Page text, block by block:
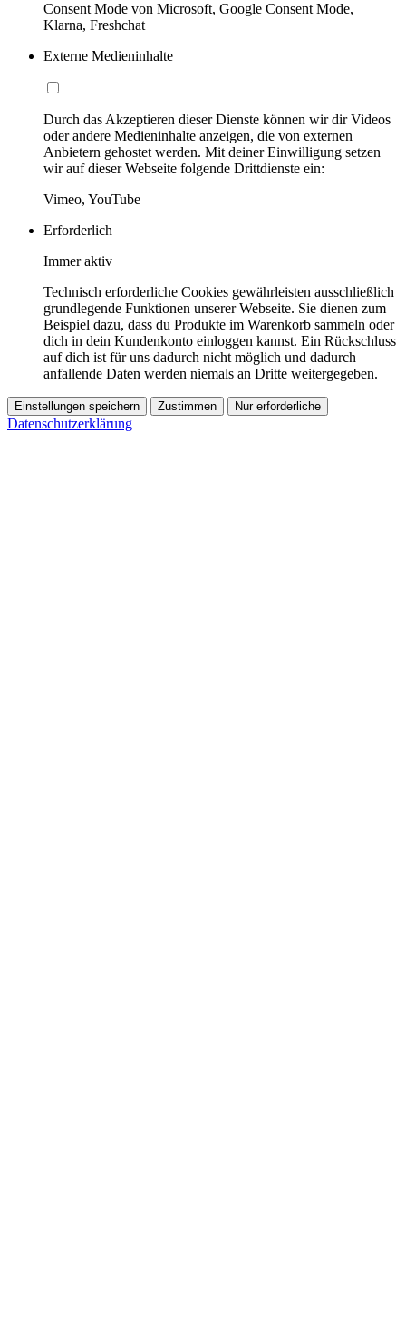
Consent Mode von Microsoft, Google Consent Mode,
Klarna, Freshchat
Externe Medieninhalte
Durch das Akzeptieren dieser Dienste können wir dir Videos
oder andere Medieninhalte anzeigen, die von externen
Anbietern gehostet werden. Mit deiner Einwilligung setzen
wir auf dieser Webseite folgende Drittdienste ein:
Vimeo, YouTube
Erforderlich
Immer aktiv
Technisch erforderliche Cookies gewährleisten ausschließlich
grundlegende Funktionen unserer Webseite. Sie dienen zum
Beispiel dazu, dass du Produkte im Warenkorb sammeln oder
dich in dein Kundenkonto einloggen kannst. Ein Rückschluss
auf dich ist für uns dadurch nicht möglich und dadurch
anfallende Daten werden niemals an Dritte weitergegeben.
Einstellungen speichern Zustimmen Nur erforderliche
Datenschutzerklärung